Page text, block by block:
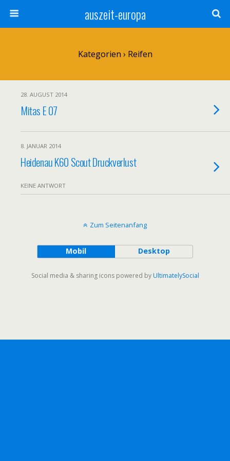
auszeit-europa
Kategorien › Reifen
28. AUGUST 2014
Mitas E 07
8. JANUAR 2014
Heidenau K60 Scout Druckverlust
KEINE ANTWORT
Zum Seitenanfang
Mobil Desktop
Social media & sharing icons powered by UltimatelySocial